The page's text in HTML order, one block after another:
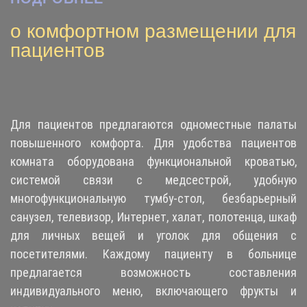
о комфортном размещении для
пациентов
Для пациентов предлагаются одноместные палаты
повышенного комфорта. Для удобства пациентов
комната оборудована функциональной кроватью,
системой связи с медсестрой, удобную
многофункциональную тумбу-стол, безбарьерный
санузел, телевизор, Интернет, халат, полотенца, шкаф
для личных вещей и уголок для общения с
посетителями. Каждому пациенту в больнице
предлагается возможность составления
индивидуального меню, включающего фрукты и